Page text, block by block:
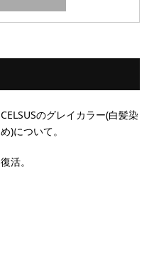
CELSUSのグレイカラー(白髪染
め)について。
復活。